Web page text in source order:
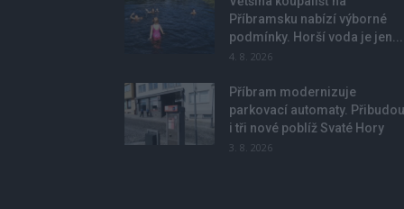
Příbramsku nabízí výborné
podmínky. Horší voda je jen...
4. 8. 2026
Příbram modernizuje
parkovací automaty. Přibudou
i tři nové poblíž Svaté Hory
3. 8. 2026